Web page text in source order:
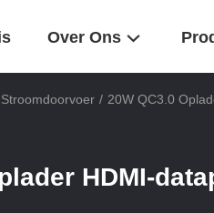
Over Ons
/ 20W QC3.0
HDMI-